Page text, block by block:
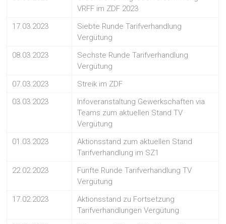
VRFF im ZDF 2023
17.03.2023
Siebte Runde Tarifverhandlung
Vergütung
08.03.2023
Sechste Runde Tarifverhandlung
Vergütung
07.03.2023
Streik im ZDF
03.03.2023
Infoveranstaltung Gewerkschaften via
Teams zum aktuellen Stand TV
Vergütung
01.03.2023
Aktionsstand zum aktuellen Stand
Tarifverhandlung im SZ1
22.02.2023
Fünfte Runde Tarifverhandlung TV
Vergütung
17.02.2023
Aktionsstand zu Fortsetzung
Tarifverhandlungen Vergütung